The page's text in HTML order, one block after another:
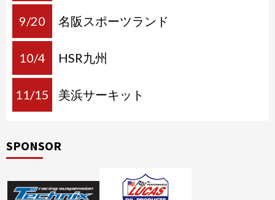
9/20 名阪スポーツランド
10/4 HSR九州
11/15 美浜サーキット
SPONSOR